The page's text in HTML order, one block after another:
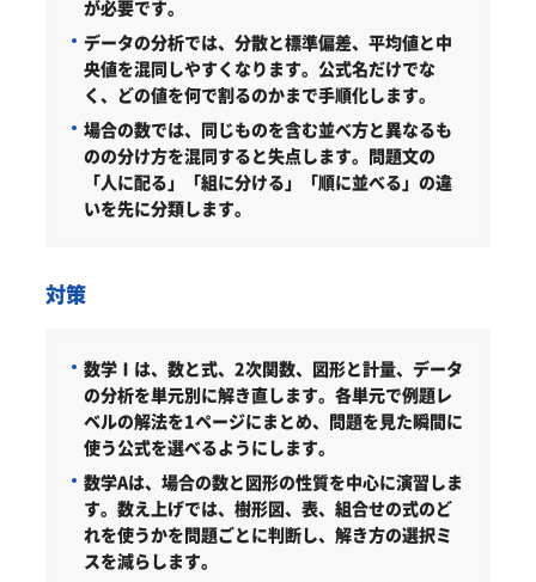
が必要です。
データの分析では、分散と標準偏差、平均値と中
央値を混同しやすくなります。公式名だけでな
く、どの値を何で割るのかまで手順化します。
場合の数では、同じものを含む並べ方と異なるも
のの分け方を混同すると失点します。問題文の
「人に配る」「組に分ける」「順に並べる」の違
いを先に分類します。
対策
数学Ⅰは、数と式、2次関数、図形と計量、データ
の分析を単元別に解き直します。各単元で例題レ
ベルの解法を1ページにまとめ、問題を見た瞬間に
使う公式を選べるようにします。
数学Aは、場合の数と図形の性質を中心に演習しま
す。数え上げでは、樹形図、表、組合せの式のど
れを使うかを問題ごとに判断し、解き方の選択ミ
スを減らします。